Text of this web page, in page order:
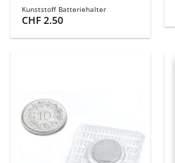
Kunststoff Batteriehalter
CHF 2.50